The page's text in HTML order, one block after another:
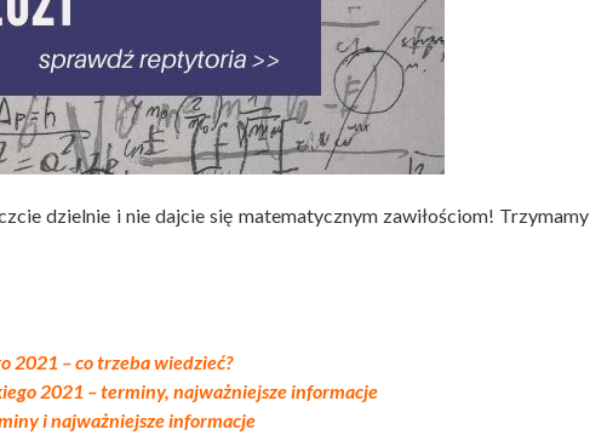
dzielnie i nie dajcie się matematycznym zawiłościom! Trzymamy
2021 – co trzeba wiedzieć?
2021 – terminy, najważniejsze informacje
i najważniejsze informacje